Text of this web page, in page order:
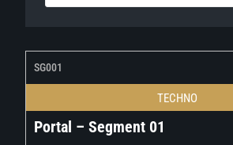
SG001
TECHNO
Portal – Segment 01